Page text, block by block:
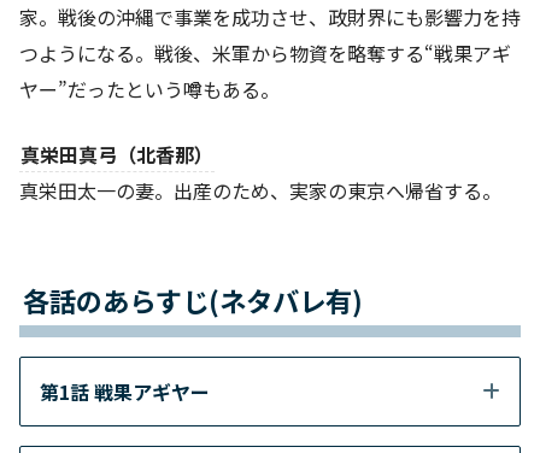
家。戦後の沖縄で事業を成功させ、政財界にも影響力を持
つようになる。戦後、米軍から物資を略奪する“戦果アギ
ヤー”だったという噂もある。
真栄田真弓（北香那）
真栄田太一の妻。出産のため、実家の東京へ帰省する。
各話のあらすじ(ネタバレ有)
第1話 戦果アギヤー